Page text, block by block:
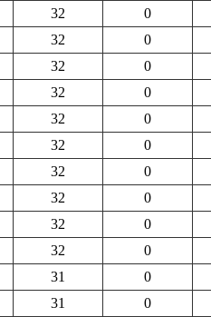
32 0
32 0
32 0
32 0
32 0
32 0
32 0
32 0
32 0
32 0
31 0
31 0